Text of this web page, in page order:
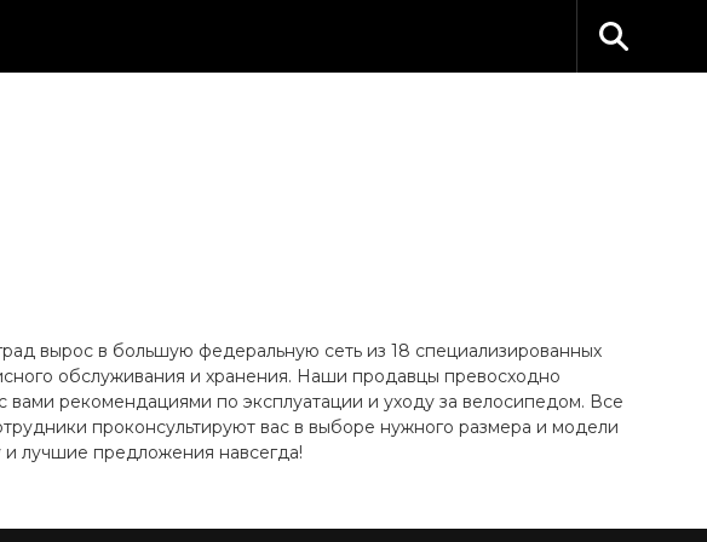
вырос в большую федеральную сеть из 18 специализированных
обслуживания и хранения. Наши продавцы превосходно
рекомендациями по эксплуатации и уходу за велосипедом. Все
проконсультируют вас в выборе нужного размера и модели
лучшие предложения навсегда!